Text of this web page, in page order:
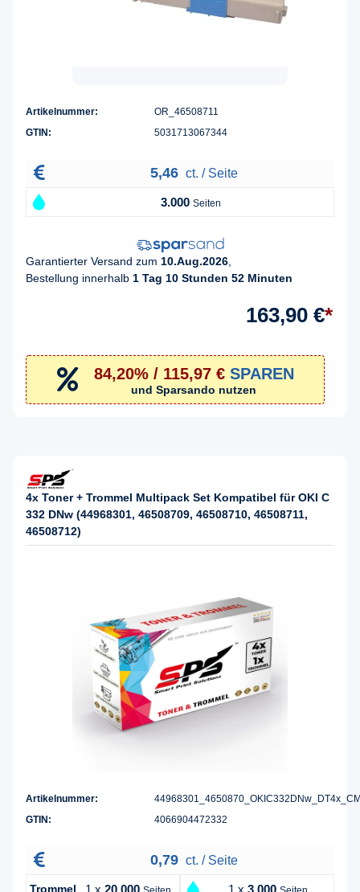
Artikelnummer:
OR_46508711
GTIN:
5031713067344
5,46 ct. / Seite
3.000 Seiten
Garantierter Versand zum 10.Aug.2026
Bestellung innerhalb 1 Tag 10 Stunden 52 Minuten
163,90 €*
84,20% / 115,97 € SPAREN
und Sparsando nutzen
4x Toner + Trommel Multipack Set Kompatibel für OKI C
332 DNw (44968301, 46508709, 46508710, 46508711,
46508712)
Artikelnummer:
GTIN:
4066904472332
0,79 ct. / Seite
Trommel 1 x 20.000 Seiten 1 x 3.000 Seiten